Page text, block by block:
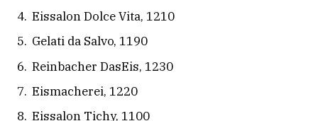
Eissalon Dolce Vita, 1210
Gelati da Salvo, 1190
Reinbacher DasEis, 1230
Eismacherei, 1220
Eissalon Tichy, 1100